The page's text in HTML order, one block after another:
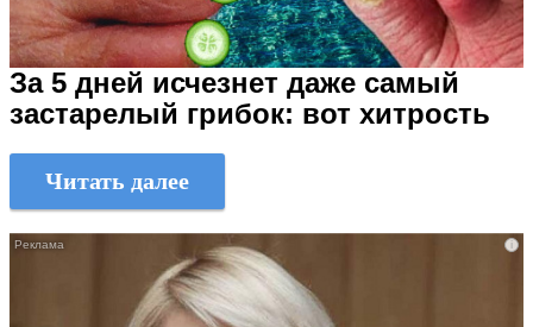
За 5 дней исчезнет даже самый
застарелый грибок: вот хитрость
Читать далее
i